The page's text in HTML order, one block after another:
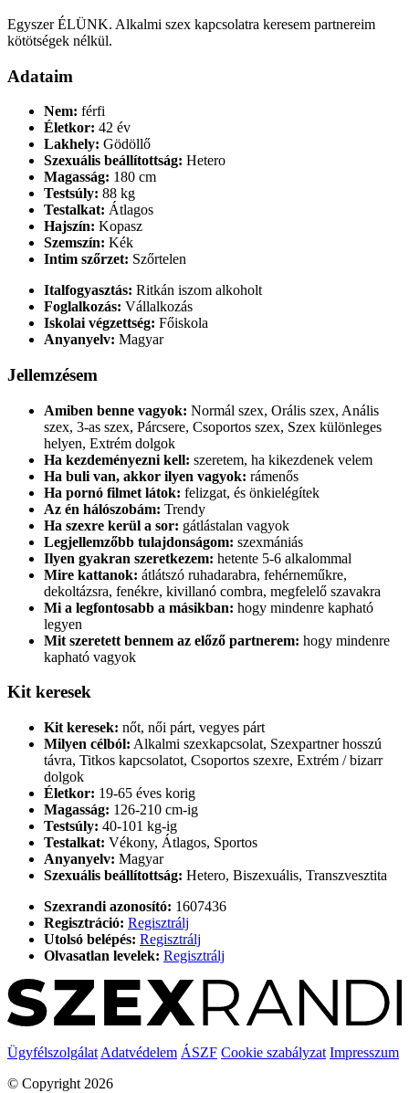
Egyszer ÉLÜNK. Alkalmi szex kapcsolatra keresem partnereim
kötötségek nélkül.
Adataim
Nem: férfi
Életkor: 42 év
Lakhely: Gödöllő
Szexuális beállítottság: Hetero
Magasság: 180 cm
Testsúly: 88 kg
Testalkat: Átlagos
Hajszín: Kopasz
Szemszín: Kék
Intim szőrzet: Szőrtelen
Italfogyasztás: Ritkán iszom alkoholt
Foglalkozás: Vállalkozás
Iskolai végzettség: Főiskola
Anyanyelv: Magyar
Jellemzésem
Amiben benne vagyok: Normál szex, Orális szex, Anális
szex, 3-as szex, Párcsere, Csoportos szex, Szex különleges
helyen, Extrém dolgok
Ha kezdeményezni kell: szeretem, ha kikezdenek velem
Ha buli van, akkor ilyen vagyok: rámenős
Ha pornó filmet látok: felizgat, és önkielégítek
Az én hálószobám: Trendy
Ha szexre kerül a sor: gátlástalan vagyok
Legjellemzőbb tulajdonságom: szexmániás
Ilyen gyakran szeretkezem: hetente 5-6 alkalommal
Mire kattanok: átlátszó ruhadarabra, fehérneműkre,
dekoltázsra, fenékre, kivillanó combra, megfelelő szavakra
Mi a legfontosabb a másikban: hogy mindenre kapható
legyen
Mit szeretett bennem az előző partnerem: hogy mindenre
kapható vagyok
Kit keresek
Kit keresek: nőt, női párt, vegyes párt
Milyen célból: Alkalmi szexkapcsolat, Szexpartner hosszú
távra, Titkos kapcsolatot, Csoportos szexre, Extrém / bizarr
dolgok
Életkor: 19-65 éves korig
Magasság: 126-210 cm-ig
Testsúly: 40-101 kg-ig
Testalkat: Vékony, Átlagos, Sportos
Anyanyelv: Magyar
Szexuális beállítottság: Hetero, Biszexuális, Transzvesztita
Szexrandi azonosító: 1607436
Regisztráció: Regisztrálj
Utolsó belépés: Regisztrálj
Olvasatlan levelek: Regisztrálj
Ügyfélszolgálat Adatvédelem ÁSZF Cookie szabályzat Impresszum
© Copyright 2026